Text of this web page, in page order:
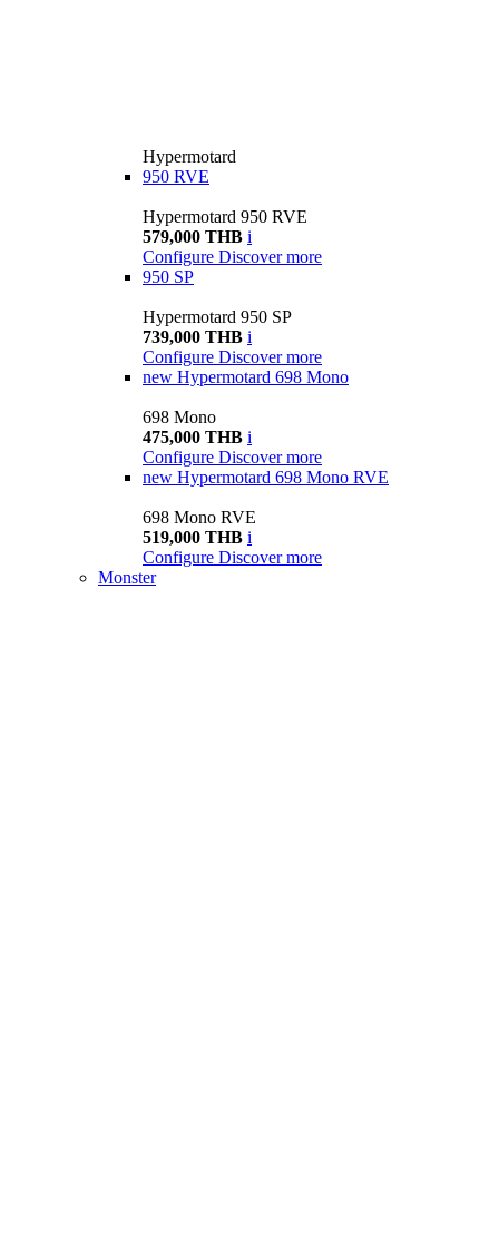
Hypermotard
950 RVE
Hypermotard 950 RVE
579,000 THB i
Configure Discover more
950 SP
Hypermotard 950 SP
739,000 THB i
Configure Discover more
new Hypermotard 698 Mono
698 Mono
475,000 THB i
Configure Discover more
new Hypermotard 698 Mono RVE
698 Mono RVE
519,000 THB i
Configure Discover more
Monster